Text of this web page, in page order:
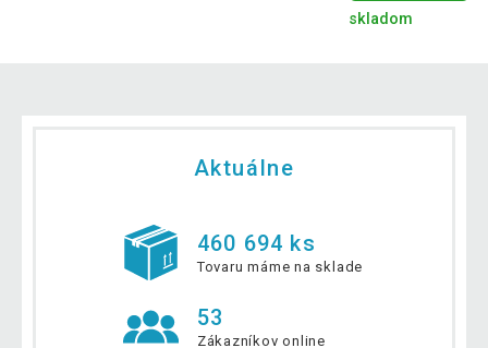
skladom
Aktuálne
460 694 ks
Tovaru máme na sklade
53
Zákazníkov online